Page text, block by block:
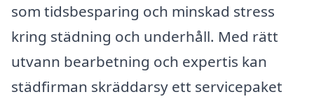
som tidsbesparing och minskad stress
kring städning och underhåll. Med rätt
utvann bearbetning och expertis kan
städfirman skräddarsy ett servicepaket